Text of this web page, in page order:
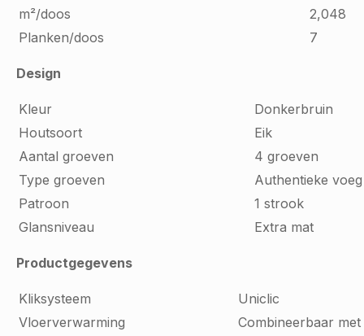
m²/doos
2,048
Planken/doos
7
Design
Kleur
Donkerbruin
Houtsoort
Eik
Aantal groeven
4 groeven
Type groeven
Authentieke voeg
Patroon
1 strook
Glansniveau
Extra mat
Productgegevens
Kliksysteem
Uniclic
Vloerverwarming
Combineerbaar